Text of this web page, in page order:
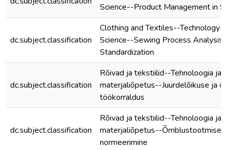
Science--Product Management in
dc.subject.classification
Clothing and Textiles--Technology
Science--Sewing Process Analysis
Standardization
dc.subject.classification
Rõivad ja tekstiilid--Tehnoloogia ja
materjaliõpetus--Juurdelõikuse ja
töökorraldus
dc.subject.classification
Rõivad ja tekstiilid--Tehnoloogia ja
materjaliõpetus--Õmblustootmise
normeerimine